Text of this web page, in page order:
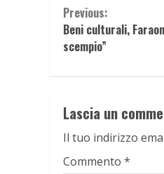
Continue
Reading
Previous:
Beni culturali,
scempio”
Lascia un
Il tuo indirizzo
Commento *